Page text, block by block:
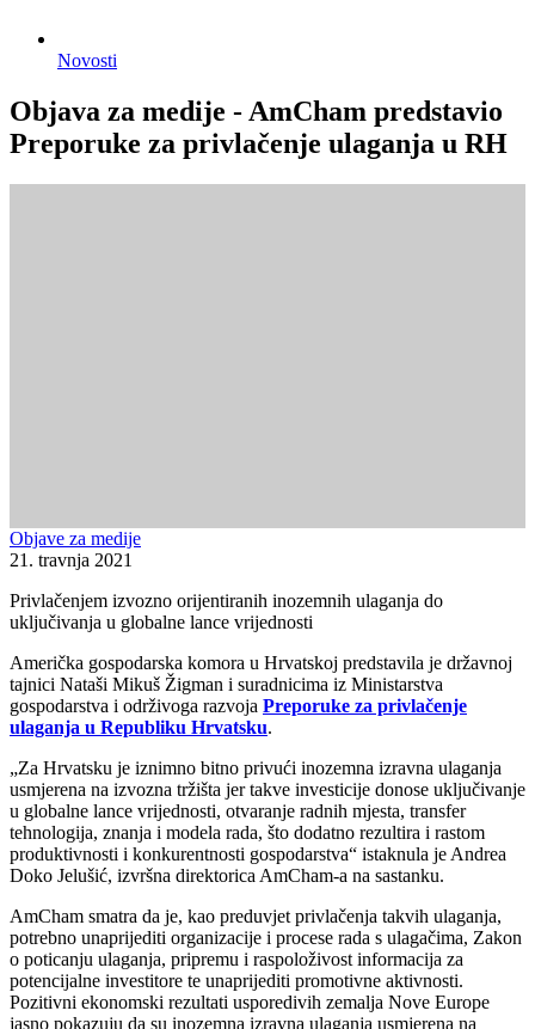
Novosti
Objava za medije - AmCham predstavio
Preporuke za privlačenje ulaganja u RH
Objave za medije
21. travnja 2021
Privlačenjem izvozno orijentiranih inozemnih ulaganja do
uključivanja u globalne lance vrijednosti
Američka gospodarska komora u Hrvatskoj predstavila je državnoj
tajnici Nataši Mikuš Žigman i suradnicima iz Ministarstva
gospodarstva i održivoga razvoja Preporuke za privlačenje
ulaganja u Republiku Hrvatsku.
„Za Hrvatsku je iznimno bitno privući inozemna izravna ulaganja
usmjerena na izvozna tržišta jer takve investicije donose uključivanje
u globalne lance vrijednosti, otvaranje radnih mjesta, transfer
tehnologija, znanja i modela rada, što dodatno rezultira i rastom
produktivnosti i konkurentnosti gospodarstva“ istaknula je Andrea
Doko Jelušić, izvršna direktorica AmCham-a na sastanku.
AmCham smatra da je, kao preduvjet privlačenja takvih ulaganja,
potrebno unaprijediti organizacije i procese rada s ulagačima, Zakon
o poticanju ulaganja, pripremu i raspoloživost informacija za
potencijalne investitore te unaprijediti promotivne aktivnosti.
Pozitivni ekonomski rezultati usporedivih zemalja Nove Europe
jasno pokazuju da su inozemna izravna ulaganja usmjerena na